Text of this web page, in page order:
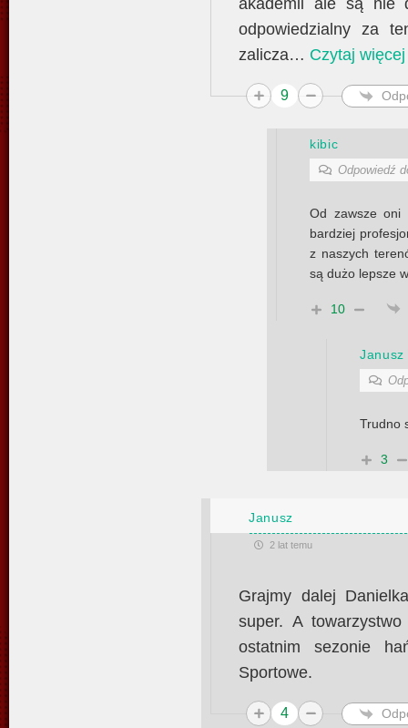
akademii ale są nie
odpowiedzialny za
zalicza… Czytaj
9
kibic
Odpowiedź
Od zawsze oni
bardziej
z naszych
są dużo lepsze
10
Janusz
Trudno
3
Janusz
2 lat temu
Grajmy dalej
super. A
ostatnim sezonie
Sportowe.
4